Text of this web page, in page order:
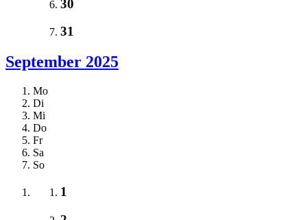
30
31
September 2025
Mo
Di
Mi
Do
Fr
Sa
So
1